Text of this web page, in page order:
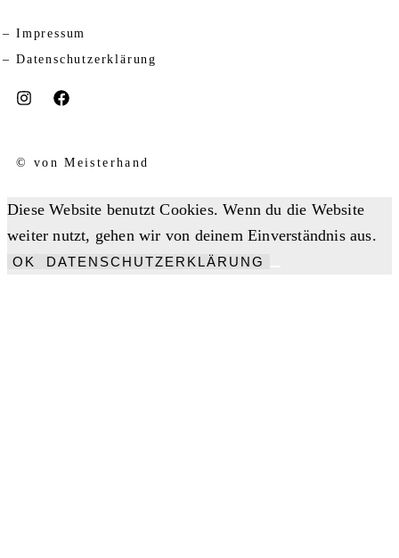
Impressum
Datenschutzerklärung
© von Meisterhand
Diese Website benutzt Cookies. Wenn du die Website
weiter nutzt, gehen wir von deinem Einverständnis aus.
OK DATENSCHUTZERKLÄRUNG